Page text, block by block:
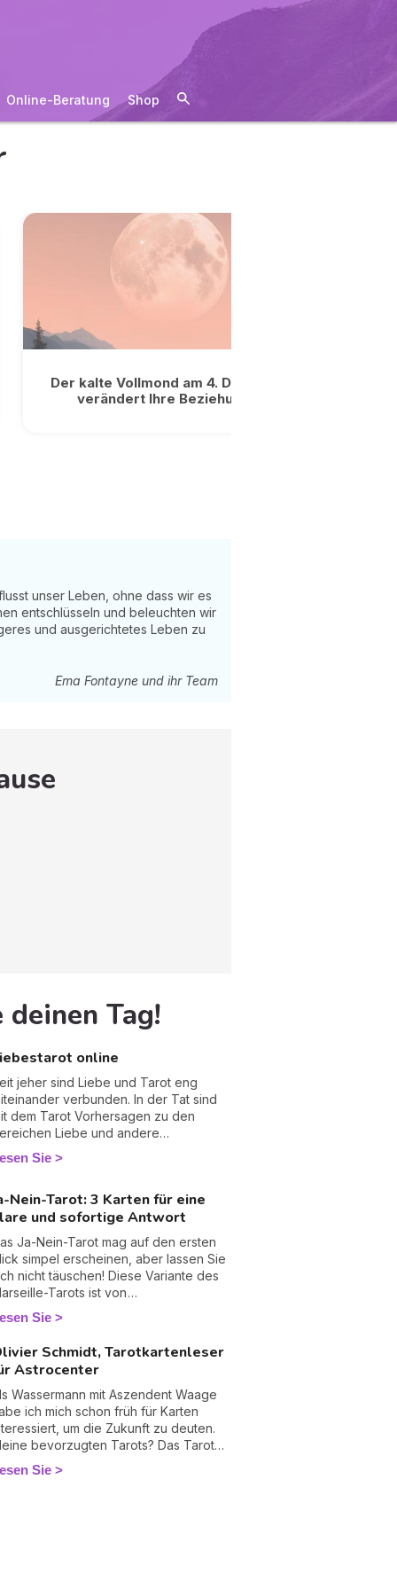
Online-Beratung Shop
Der kalte Vollmond am 4. Dezember
verändert Ihre Beziehungen
unser Leben, ohne dass wir es
entschlüsseln und beleuchten wir
und ausgerichtetes Leben zu
Ema Fontayne und ihr Team
Tag!
online
jeher sind Liebe und Tarot eng
verbunden. In der Tat sind
dem Tarot Vorhersagen zu den
Liebe und andere
möglich. Sie erhalten
Ratschläge, wie Sie Ihrem
erhalten können. Alles über
und Liebe!
Sie
Nein-Tarot: 3 Karten für eine
und sofortige Antwort
Ja-Nein-Tarot mag auf den ersten
simpel erscheinen, aber lassen Sie
nicht täuschen! Diese Variante des
Tarots ist von
Kraft, wenn es darum
eine klare Antwort auf eine präzise
dieses Tarot mit "Ja" oder
kein "Vielleicht" ... Wir enthüllen
alle Geheimnisse des Ja-Nein-
und bieten Ihnen sogar die
Ihre eigene Legung
Sie
Schmidt, Tarotkartenleser
Astrocenter
Wassermann mit Aszendent Waage
ich mich schon früh für Karten
um die Zukunft zu deuten.
bevorzugten Tarots? Das Tarot
Mademoiselle Lenormand, das
und das Marseille Tarot.
Sie